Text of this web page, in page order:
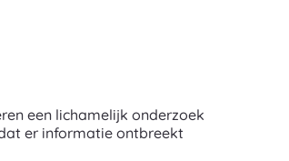
een lichamelijk onderzoek
er informatie ontbreekt